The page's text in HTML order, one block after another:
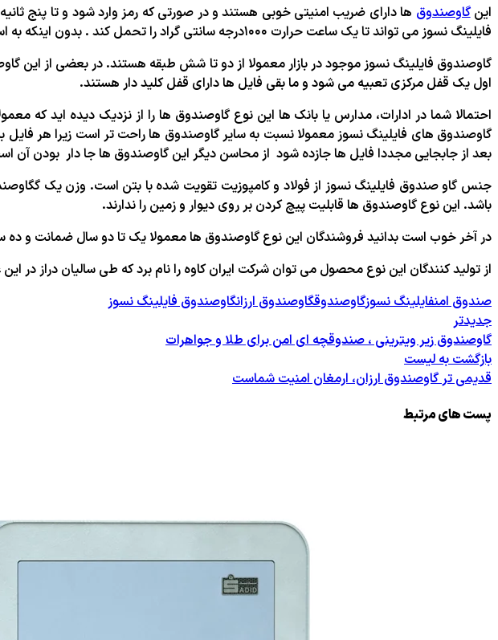
اینگاوصندوق ها دارای ضریب امنیتی خوبی هستند و در صورتی که رمز وارد شود و تا پنج
فایلینگ نسوز می تواند تا یک ساعت حرارت ۱۰۰۰درجه سانتی گراد را تحمل کند . بدون اینکه به اسناد و مدارک صدمه ای وارد شود.
گاوصندوق فایلینگ نسوز موجود در بازار معمولا از دو تا شش طبقه هستند. در بعضی از این
اول یک قفل مرکزی تعبیه می شود و ما بقی فایل ها دارای قفل کلید دار هستند.
احتمالا شما در ادارات، مدارس یا بانک ها این نوع گاوصندوق ها را از نزدیک دیده اید که
گاوصندوق های فایلینگ نسوز معمولا نسبت به سایر گاوصندوق ها راحت تر است زیرا هر
بعد از جابجایی مجددا فایل ها جازده شود از محاسن دیگر این گاوصندوق ها جا دار بودن
باشد. این نوع گاوصندوق ها قابلیت پیچ کردن بر روی دیوار و زمین را ندارند.
در آخر خوب است بدانید فروشندگان این نوع گاوصندوق ها معمولا یک تا دو سال ضمانت و
از تولید کنندگان این نوع محصول می توان شرکت ایران کاوه را نام برد که طی سالیان دراز در
صندوق امنفایلینگ نسوزگاوصندوقگاوصندوق ارزانگاوصندوق فایلینگ نسوز
جدیدتر
گاوصندوق زیر ویترینی ، صندوقچه ای امن برای طلا و جواهرات
بازگشت به لیست
قدیمی تر گاوصندوق ارزان، ارمغان امنیت شماست
پست های مرتبط